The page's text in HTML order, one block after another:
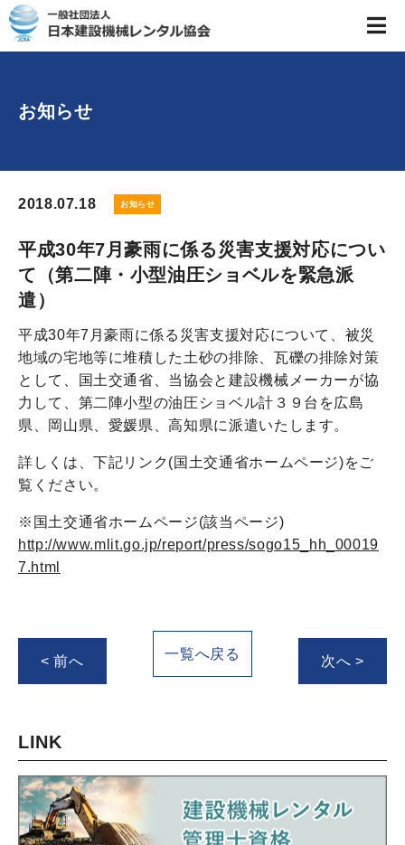
お知らせ
2018.07.18 お知らせ
平成30年7月豪雨に係る災害支援対応につい
て（第二陣・小型油圧ショベルを緊急派
遣）
平成30年7月豪雨に係る災害支援対応について、被災
地域の宅地等に堆積した土砂の排除、瓦礫の排除対策
として、国土交通省、当協会と建設機械メーカーが協
力して、第二陣小型の油圧ショベル計３９台を広島
県、岡山県、愛媛県、高知県に派遣いたします。
詳しくは、下記リンク(国土交通省ホームページ)をご
覧ください。
※国土交通省ホームページ(該当ページ)
http://www.mlit.go.jp/report/press/sogo15_hh_00019
7.html
< 前へ 一覧へ戻る 次へ >
LINK